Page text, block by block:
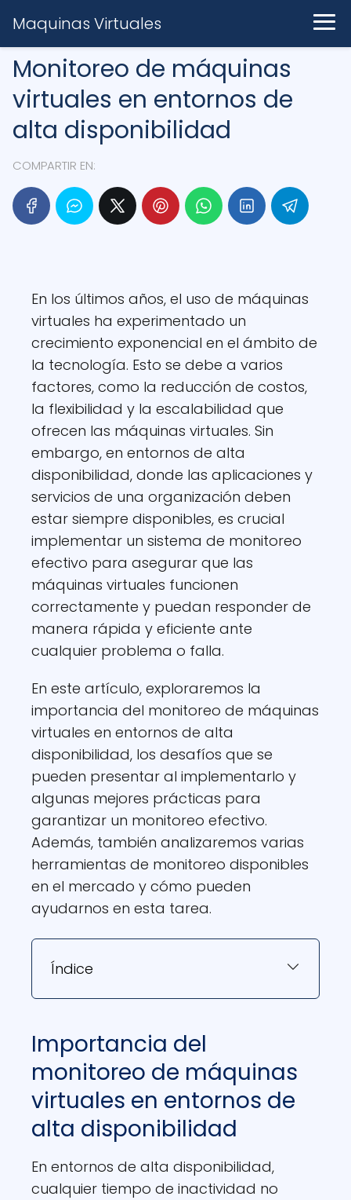
Maquinas Virtuales
Monitoreo de máquinas
virtuales en entornos de
alta disponibilidad
COMPARTIR EN:
En los últimos años, el uso de máquinas
virtuales ha experimentado un
crecimiento exponencial en el ámbito de
la tecnología. Esto se debe a varios
factores, como la reducción de costos,
la flexibilidad y la escalabilidad que
ofrecen las máquinas virtuales. Sin
embargo, en entornos de alta
disponibilidad, donde las aplicaciones y
servicios de una organización deben
estar siempre disponibles, es crucial
implementar un sistema de monitoreo
efectivo para asegurar que las
máquinas virtuales funcionen
correctamente y puedan responder de
manera rápida y eficiente ante
cualquier problema o falla.
En este artículo, exploraremos la
importancia del monitoreo de máquinas
virtuales en entornos de alta
disponibilidad, los desafíos que se
pueden presentar al implementarlo y
algunas mejores prácticas para
garantizar un monitoreo efectivo.
Además, también analizaremos varias
herramientas de monitoreo disponibles
en el mercado y cómo pueden
ayudarnos en esta tarea.
Índice
Importancia del
monitoreo de máquinas
virtuales en entornos de
alta disponibilidad
En entornos de alta disponibilidad,
cualquier tiempo de inactividad no